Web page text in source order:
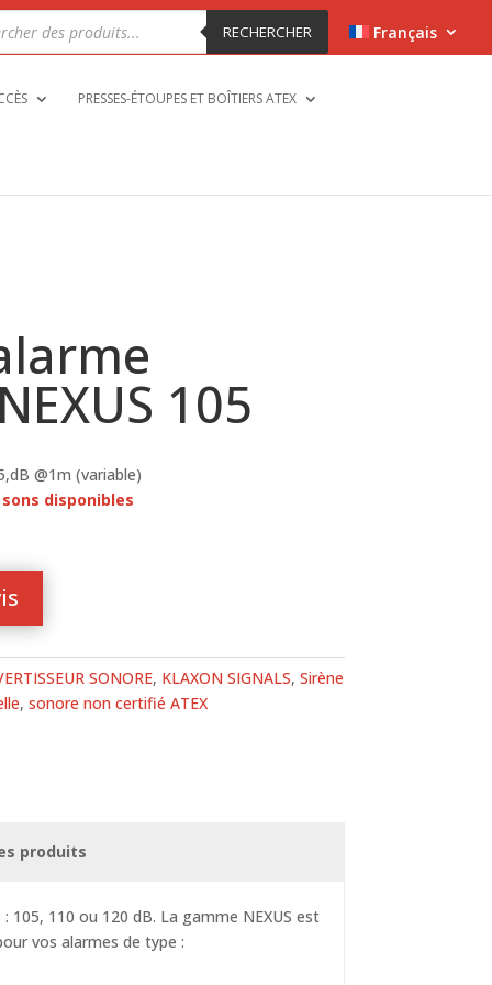
RECHERCHER Français
PRESSES-ÉTOUPES ET BOÎTIERS ATEX
105
@1m (variable)
disponibles
SONORE, KLAXON SIGNALS, Sirène
, sonore non certifié ATEX
produits
105, 110 ou 120 dB. La gamme NEXUS est
vos alarmes de type :